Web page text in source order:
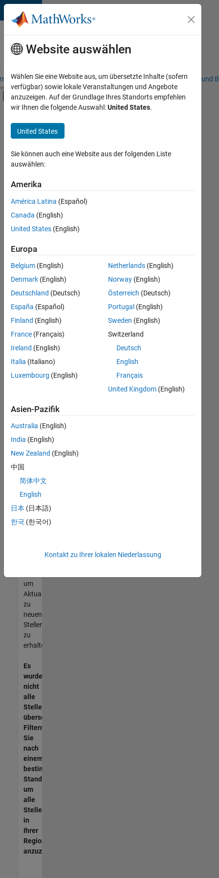
Weiter zum Inhalt
Karriere
bei
MathWorks
– Übersicht Stellensuche Niederlassungen Studierende und
Umschaltung für Off-Canvas-
Hauptinhalt
Information Technology
Commercial Sales
Inside Sales
Sales Operations
Marketing Services
Business Model Team
Human Resources
Legal
+8
Derzeit
es
keine
offenen
Stellen,
Ihren
Suchkriterien
entsprechen.
können
die
Suchkriterien
weiter
fassen
oder
alle
Stellenangebote
anzeigen .
noch
keine
offenen
Stellen
können,
die
Ihren
entsprechen,
werden
unseres
um
Aktualisierungen
zu
neuen
Stellenangeboten
zu
erhalten.
Es
wurden
nicht
alle
Stellen
übersetzt.
Filtern
Sie
nach
einem
bestimmten
Standort,
um
alle
Stellenangebote
in
Ihrer
Region
anzuzeigen.
Website auswählen
Wählen Sie eine Website aus, um übersetzte Inhalte (sofern
verfügbar) sowie lokale Veranstaltungen und Angebote
anzuzeigen. Auf der Grundlage Ihres Standorts empfehlen
wir Ihnen die folgende Auswahl:United States.
United States
Sie können auch eine Website aus der folgenden Liste
auswählen:
Amerika
América Latina (Español)
Canada (English)
United States (English)
Europa
Belgium (English)
Denmark (English)
Deutschland (Deutsch)
España (Español)
Finland (English)
France (Français)
Ireland (English)
Italia (Italiano)
Luxembourg (English)
Netherlands(English)
Norway(English)
Österreich (Deutsch)
Portugal (English)
Sweden (English)
Switzerland
Deutsch
English
Français
United Kingdom(English)
Asien-Pazifik
Australia (English)
India (English)
New Zealand (English)
中国
简体中文
English
日本 (日本語)
한국 (한국어)
Kontakt zu Ihrer lokalen Niederlassung